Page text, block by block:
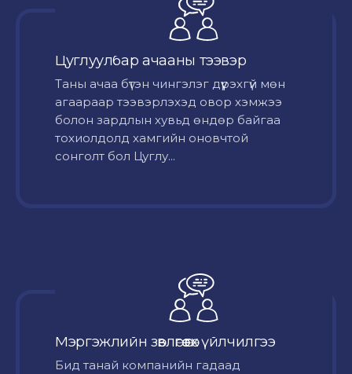
Цуглуулбар ачааны тээвэр
Таны ачаа бүтэн чингэлэг дүүрэхгүй мөн
агаараар тээвэрлэхэд овор хэмжээ
болон зардлын хувьд өндөр байгаа
тохиолдолд хамгийн оновчтой
сонголт бол Цуглу...
Мэргэжлийн зөвлөгөө өгөх үйлчилгээ
Бид танай компанийн гадаад